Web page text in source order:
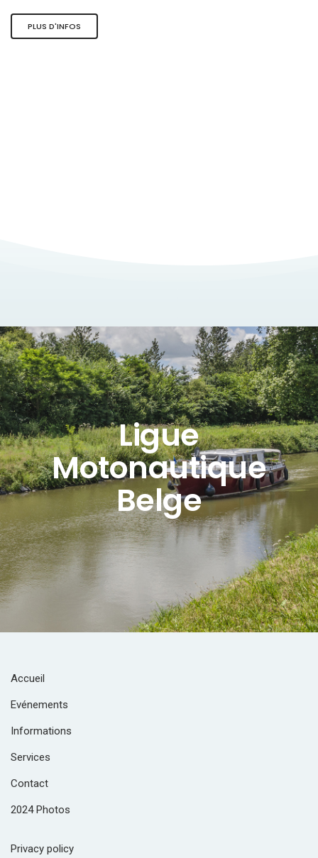
PLUS D'INFOS
Ligue
Motonautique
Belge
Accueil
Evénements
Informations
Services
Contact
2024 Photos
Privacy policy